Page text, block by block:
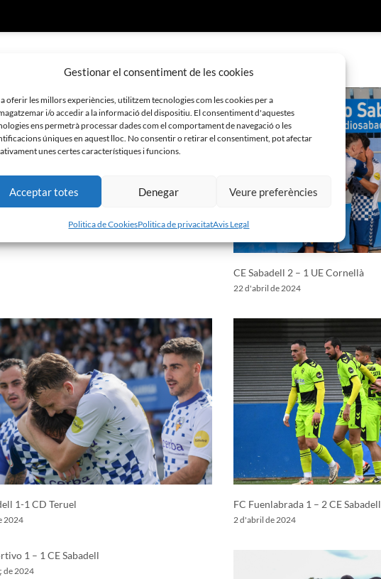
Gestionar el consentiment de les cookies
oferir les millors experiències, utilitzem tecnologies com les cookies per a
i/o accedir a la informació del dispositiu. El consentiment d'aquestes
ens permetrà processar dades com el comportament de navegació o les
úniques en aquest lloc. No consentir o retirar el consentiment, pot afectar
unes certes característiques i funcions.
Acceptar totes Denegar Veure preferències
Politica de CookiesPolitica de privacitatAvis Legal
2024
CE Sabadell 2 – 1 UE Cornellà
22 d'abril de 2024
1-1 CD Teruel
2024
FC Fuenlabrada 1 – 2 CE Sabadell
2 d'abril de 2024
1 – 1 CE Sabadell
de 2024